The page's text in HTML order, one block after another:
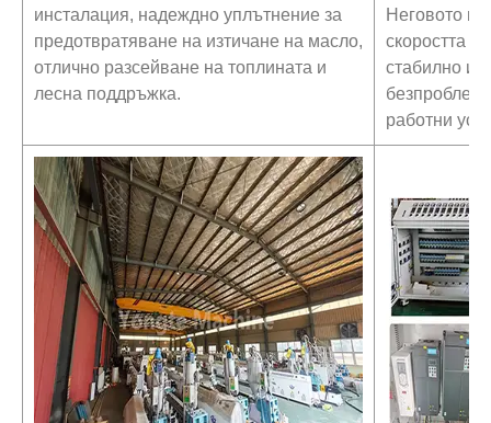
инсталация, надеждно уплътнение за
предотвратяване на изтичане на масло,
отлично разсейване на топлината и
лесна поддръжка.
Неговото
скоростта и
стабилно и
работни